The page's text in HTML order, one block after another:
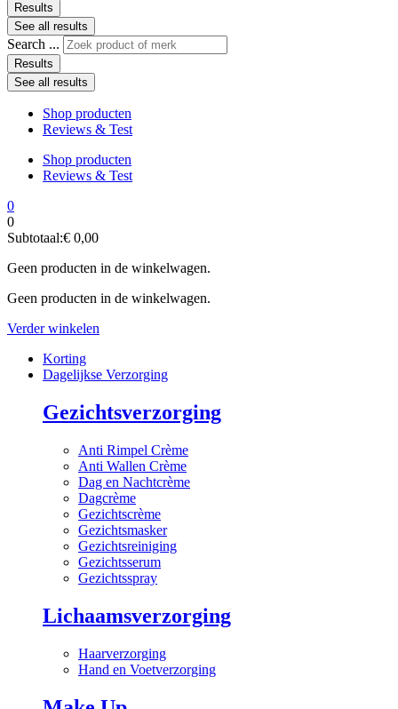
Results
See all results
Search ...
Results
See all results
Shop producten
Reviews & Test
Shop producten
Reviews & Test
0
0
Subtotaal:€ 0,00
Geen producten in de winkelwagen.
Geen producten in de winkelwagen.
Verder winkelen
Korting
Dagelijkse Verzorging
Gezichtsverzorging
Anti Rimpel Crème
Anti Wallen Crème
Dag en Nachtcrème
Dagcrème
Gezichtscrème
Gezichtsmasker
Gezichtsreiniging
Gezichtsserum
Gezichtsspray
Lichaamsverzorging
Haarverzorging
Hand en Voetverzorging